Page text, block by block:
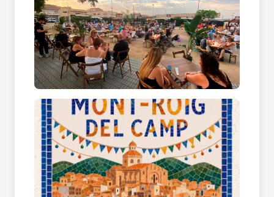
Generalment celebrada el primer cap de setmana
d'agost, la gran trobada aMont-roig del Camp
tanca les seves intenses jornades amb gresca
juvenil i sessions de discjòqueis, fan de la Fira un
lloc de trobada, any rere any.
Més informació